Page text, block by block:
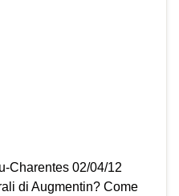
Charentes 02/04/12
di Augmentin? Come